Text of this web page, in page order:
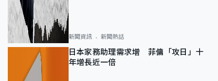
新聞資訊 新聞熱話
日本家務助理需求增 菲傭「攻日」十
年增長近一倍